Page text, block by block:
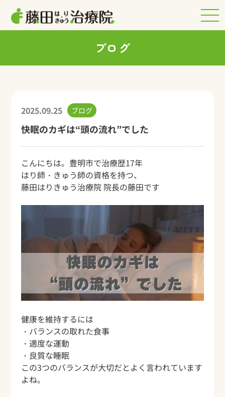
ブログ
2025.09.25 ブログ
快眠のカギは“頭の流れ”でした
こんにちは。豊明市で治療歴17年
はり師・きゅう師の資格を持つ、
藤田はりきゅう治療院 院長の藤田です
健康を維持するには
・バランスの取れた食事
・適度な運動
・良質な睡眠
この3つのバランスが大切だとよく言われています
よね。